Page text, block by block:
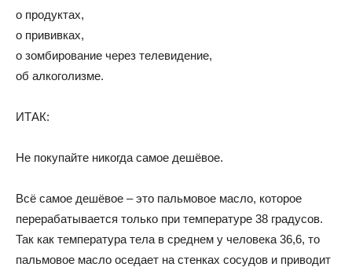
о продуктах,
о прививках,
о зомбирование через телевидение,
об алкоголизме.
ИТАК:
Не покупайте никогда самое дешёвое.
Всё самое дешёвое – это пальмовое масло, которое
перерабатывается только при температуре 38 градусов.
Так как температура тела в среднем у человека 36,6, то
пальмовое масло оседает на стенках сосудов и приводит